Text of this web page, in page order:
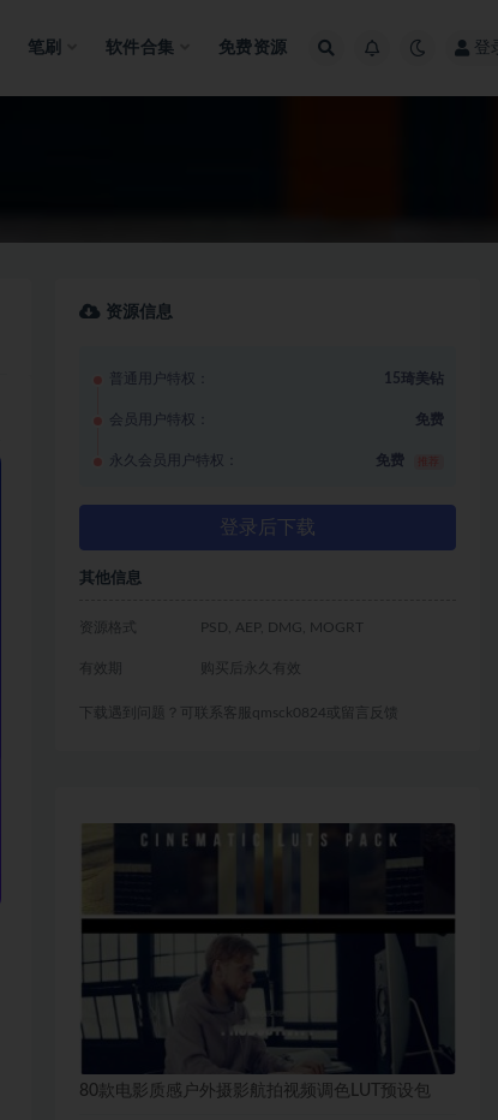
笔刷 软件合集 免费资源 登
资源信息
普通用户特权： 15琦美钻
会员用户特权： 免费
永久会员用户特权： 免费
登录后下载
其他信息
资源格式 PSD, AEP, DMG, MOGRT
有效期 购买后永久有效
下载遇到问题？可联系客服qmsck0824或留言反馈
80款电影质感户外摄影航拍视频调色LUT预设包